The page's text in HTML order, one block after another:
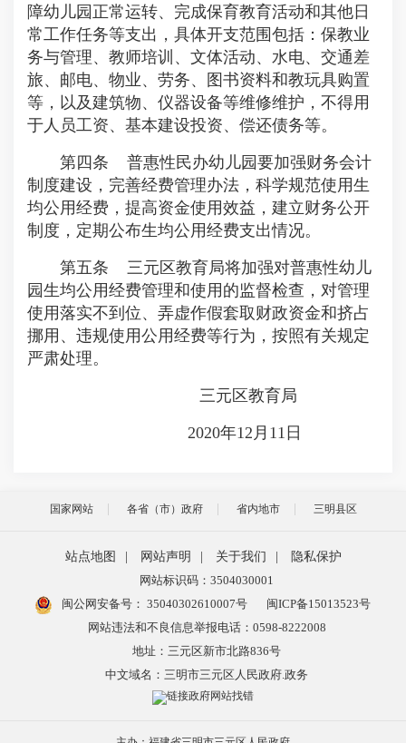
障幼儿园正常运转、完成保育教育活动和其他日
常工作任务等支出，具体开支范围包括：保教业
务与管理、教师培训、文体活动、水电、交通差
旅、邮电、物业、劳务、图书资料和教玩具购置
等，以及建筑物、仪器设备等维修维护，不得用
于人员工资、基本建设投资、偿还债务等。
第四条 普惠性民办幼儿园要加强财务会计
制度建设，完善经费管理办法，科学规范使用生
均公用经费，提高资金使用效益，建立财务公开
制度，定期公布生均公用经费支出情况。
第五条 三元区教育局将加强对普惠性幼儿
园生均公用经费管理和使用的监督检查，对管理
使用落实不到位、弄虚作假套取财政资金和挤占
挪用、违规使用公用经费等行为，按照有关规定
严肃处理。
三元区教育局
2020年12月11日
国家网站 各省（市）政府 省内地市 三明县区
站点地图 网站声明 关于我们
隐私保护
网站标识码：3504030001
闽公网安备号： 35040302610007号
闽ICP备15013523号
网站违法和不良信息举报电话：0598-8222008
地址：三元区新市北路836号
中文域名：三明市三元区人民政府.政务